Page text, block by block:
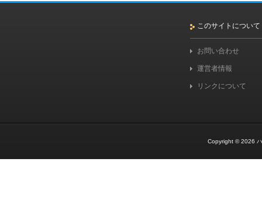
このサイトについて
お問い合わせ
運営者情報
リンクについて
Copyright © 2026